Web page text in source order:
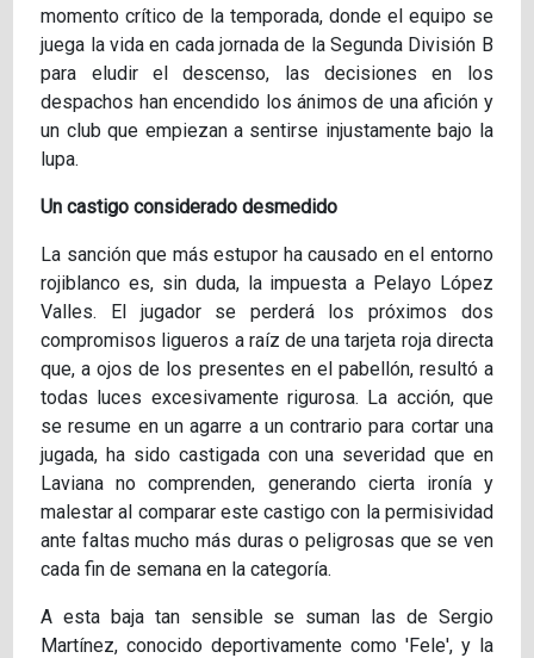
momento crítico de la temporada, donde el equipo se
juega la vida en cada jornada de la Segunda División B
para eludir el descenso, las decisiones en los
despachos han encendido los ánimos de una afición y
un club que empiezan a sentirse injustamente bajo la
lupa.
Un castigo considerado desmedido
La sanción que más estupor ha causado en el entorno
rojiblanco es, sin duda, la impuesta a Pelayo López
Valles. El jugador se perderá los próximos dos
compromisos ligueros a raíz de una tarjeta roja directa
que, a ojos de los presentes en el pabellón, resultó a
todas luces excesivamente rigurosa. La acción, que
se resume en un agarre a un contrario para cortar una
jugada, ha sido castigada con una severidad que en
Laviana no comprenden, generando cierta ironía y
malestar al comparar este castigo con la permisividad
ante faltas mucho más duras o peligrosas que se ven
cada fin de semana en la categoría.
A esta baja tan sensible se suman las de Sergio
Martínez, conocido deportivamente como 'Fele', y la